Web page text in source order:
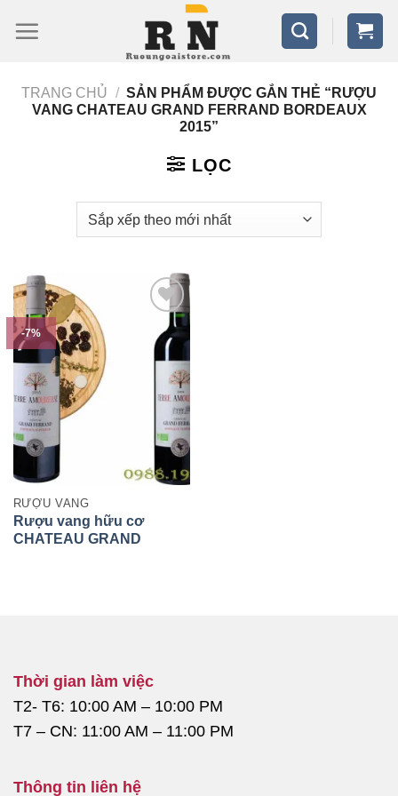
qua
dungTRANG CHỦ / SẢN PHẨM ĐƯỢC GẮN THẺ “RƯỢU
VANG CHATEAU GRAND FERRAND BORDEAUX
2015”
LỌC
-7%
RƯỢU VANG
Rượu vang hữu cơ
CHATEAU GRAND
Thời gian làm việc
T2- T6: 10:00 AM – 10:00 PM
T7 – CN: 11:00 AM – 11:00 PM
Thông tin liên hệ